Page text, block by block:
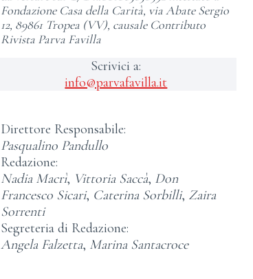
Fondazione Casa della Carità, via Abate Sergio
12, 89861 Tropea (VV), causale Contributo
Rivista Parva Favilla
Scrivici a:
info@parvafavilla.it
Direttore Responsabile:
Pasqualino Pandullo
Redazione:
Nadia Macrì, Vittoria Saccà, Don
Francesco Sicari, Caterina Sorbilli, Zaira
Sorrenti
Segreteria di Redazione:
Angela Falzetta, Marina Santacroce